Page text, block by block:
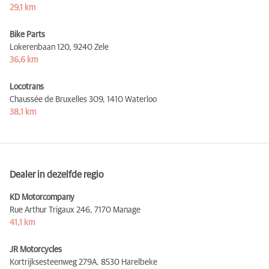
29,1 km
Bike Parts
Lokerenbaan 120, 9240 Zele
36,6 km
Locotrans
Chaussée de Bruxelles 309, 1410 Waterloo
38,1 km
Dealer in dezelfde regio
KD Motorcompany
Rue Arthur Trigaux 246, 7170 Manage
41,1 km
JR Motorcycles
Kortrijksesteenweg 279A, 8530 Harelbeke